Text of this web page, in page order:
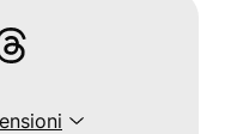
Threads